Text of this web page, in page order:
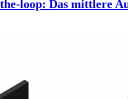
loop: Das mittlere